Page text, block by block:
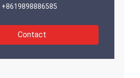
+8619898886585
Contact